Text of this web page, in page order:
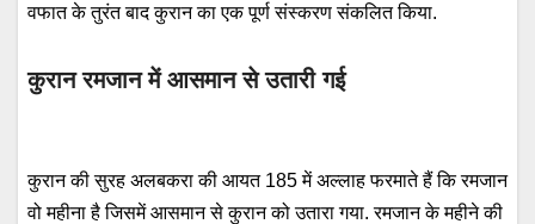
वफात के तुरंत बाद कुरान का एक पूर्ण संस्करण संकलित किया.
कुरान रमजान में आसमान से उतारी गई
कुरान की सुरह अलबकरा की आयत 185 में अल्लाह फरमाते हैं कि रमजान
वो महीना है जिसमें आसमान से कुरान को उतारा गया. रमजान के महीने की